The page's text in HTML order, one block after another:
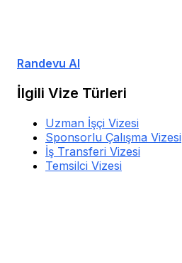
Randevu Al
İlgili Vize Türleri
Uzman İşçi Vizesi
Sponsorlu Çalışma Vizesi
İş Transferi Vizesi
Temsilci Vizesi